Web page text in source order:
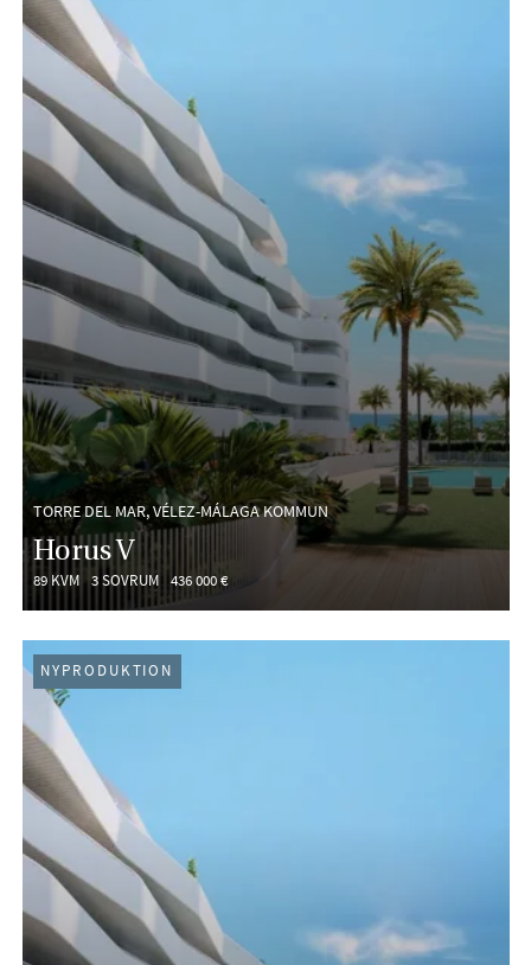
TORRE DEL MAR, VÉLEZ-MÁLAGA KOMMUN
Horus V
89 KVM 3 SOVRUM 436 000 €
NYPRODUKTION